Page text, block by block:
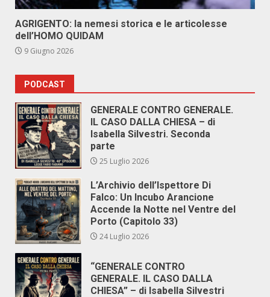
AGRIGENTO: la nemesi storica e le articolesse
dell’HOMO QUIDAM
9 Giugno 2026
PODCAST
GENERALE CONTRO GENERALE.
IL CASO DALLA CHIESA – di
Isabella Silvestri. Seconda
parte
25 Luglio 2026
L’Archivio dell’Ispettore Di
Falco: Un Incubo Arancione
Accende la Notte nel Ventre del
Porto (Capitolo 33)
24 Luglio 2026
“GENERALE CONTRO
GENERALE. IL CASO DALLA
CHIESA” – di Isabella Silvestri